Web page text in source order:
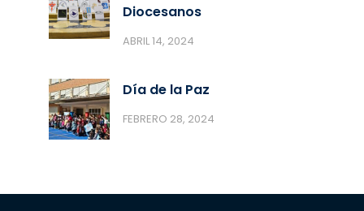
Diocesanos
ABRIL 14, 2024
Día de la Paz
FEBRERO 28, 2024